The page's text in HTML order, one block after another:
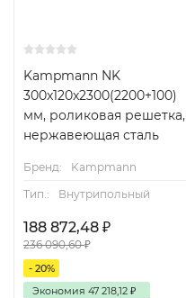
Kampmann NK
300x120x2300(2200+100)
мм, роликовая решетка,
нержавеющая сталь
Бренд:
Kampmann
Тип.:
Внутрипольный
188 872,48 ₽
236 090,60₽
- 20%
Экономия 47 218,12 ₽